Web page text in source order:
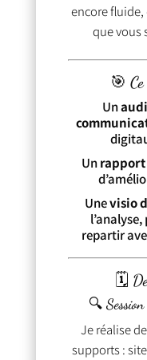
encore fluide,
que vous
🎯 Ce
Un
Unrapport
Unevisio
repartir
🗓
🔍
Je réalise
supports :